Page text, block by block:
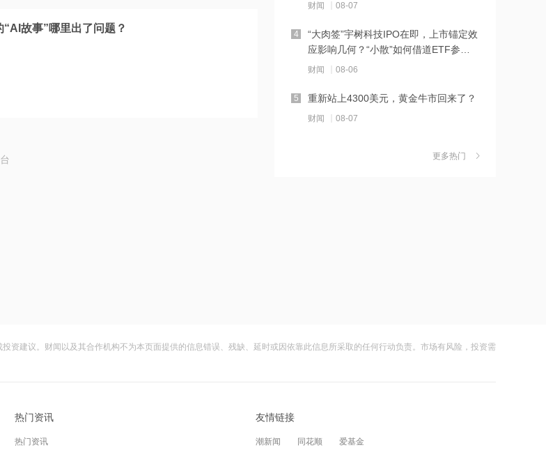
故事”哪里出了问题？
海川智能：公司自动衡器产品没有应用
21:14
南大光电：公司高纯磷烷产能为140吨/
21:13
力应对极端天气
21:08
财闻 08-07
“大肉签”宇树科技IPO在即，上市锚定效
应影响几何？“小散”如何借道ETF参
与？
财闻 08-06
4
重新站上4300美元，黄金牛市回来了？
财闻 08-07
5
四成？公司回应：设备还在安装中，谈
更多热门
资建议。财闻以及其合作机构不为本页面提供的信息错误、残缺、延时或因依靠此信息所采取的任何行动负责。市场有风险，投资需
热门资讯
热门资讯
友情链接
潮新闻 同花顺 爱基金